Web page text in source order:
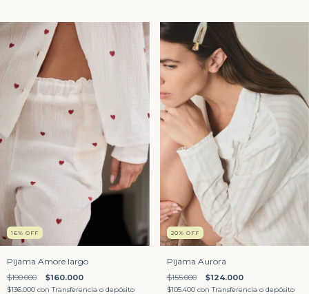
16% OFF
Pijama Amore largo
$190.000 $160.000
$136.000 con Transferencia o depósito
20% OFF
Pijama Aurora
$155.000 $124.000
$105.400 con Transferencia o depósito